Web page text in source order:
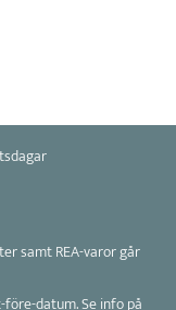
samt REA-varor går
datum. Se info på